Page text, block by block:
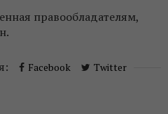
правообладателям,
Facebook Twitter